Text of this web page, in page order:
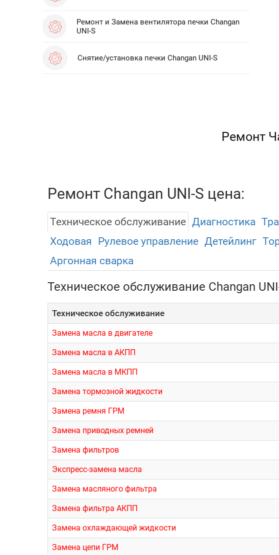
Ремонт и Замена вентилятора печки Changan
UNI-S
Снятие/установка печки Changan UNI-S
Ремонт
Ремонт Changan UNI-S цена:
Техническое обслуживание Диагностика
Ходовая
Рулевое управление Детейлинг
Аргонная сварка
Техническое обслуживание Changan
Техническое обслуживание
Замена масла в двигателе
Замена масла в АКПП
Замена масла в МКПП
Замена тормозной жидкости
Замена ремня ГРМ
Замена приводных ремней
Замена фильтров
Экспресс-замена масла
Замена масляного фильтра
Замена фильтра АКПП
Замена охлаждающей жидкости
Замена цепи ГРМ